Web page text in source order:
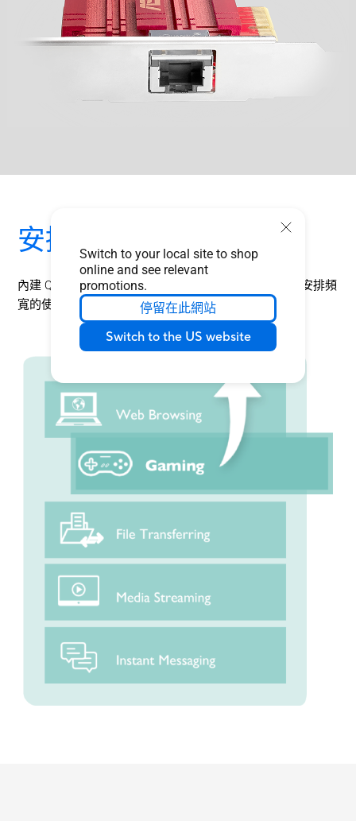
Switch to your local site to shop
online and see relevant
promotions.
停留在此網站
Switch to the US website
安排遊戲優先度
內建 Quality-of-Service (QoS) 技術，能自動為遊戲封包安排頻
寬的使用優先度，讓您享受順暢無延遲的遊戲體驗。